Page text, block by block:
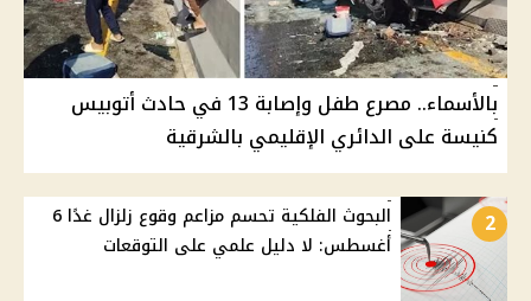
بالأسماء.. مصرع طفل وإصابة 13 في حادث أتوبيس
كنيسة على الدائري الإقليمي بالشرقية
2
البحوث الفلكية تحسم مزاعم وقوع زلزال غدًا 6
أغسطس: لا دليل علمي على التوقعات